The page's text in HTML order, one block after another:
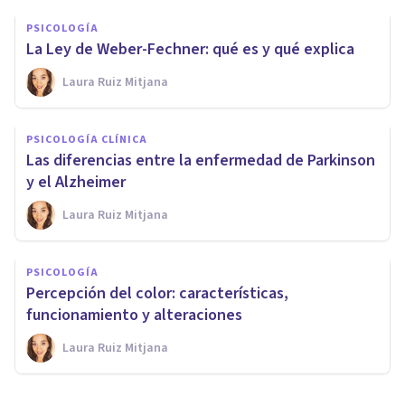
PSICOLOGÍA
La Ley de Weber-Fechner: qué es y qué explica
Laura Ruiz Mitjana
PSICOLOGÍA CLÍNICA
Las diferencias entre la enfermedad de Parkinson
y el Alzheimer
Laura Ruiz Mitjana
PSICOLOGÍA
Percepción del color: características,
funcionamiento y alteraciones
Laura Ruiz Mitjana